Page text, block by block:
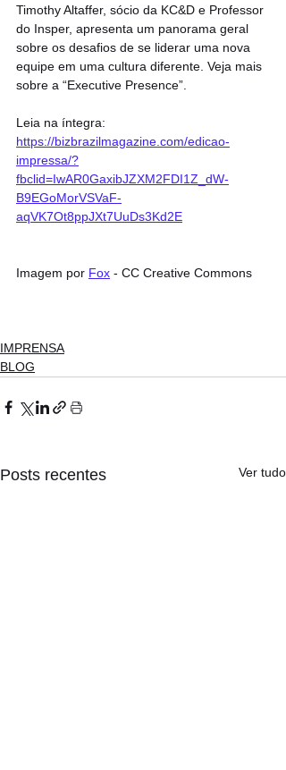
Timothy Altaffer, sócio da KC&D e Professor
do Insper, apresenta um panorama geral
sobre os desafios de se liderar uma nova
equipe em uma cultura diferente. Veja mais
sobre a “Executive Presence”.
Leia na íntegra:
https://bizbrazilmagazine.com/edicao-
impressa/?
fbclid=IwAR0GaxibJZXM2FDI1Z_dW-
B9EGoMorVSVaF-
aqVK7Ot8ppJXt7UuDs3Kd2E
Imagem por Fox - CC Creative Commons
IMPRENSA
BLOG
Posts recentes Ver tudo